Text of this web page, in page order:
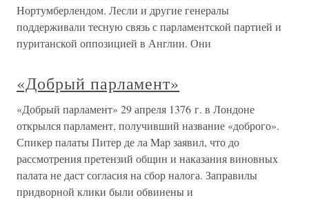
Нортумберлендом. Лесли и другие генералы
поддерживали тесную связь с парламентской партией и
пуританской оппозицией в Англии. Они
«Добрый парламент»
«Добрый парламент» 29 апреля 1376 г. в Лондоне
открылся парламент, получивший название «доброго».
Спикер палаты Питер де ла Map заявил, что до
рассмотрения претензий общин и наказания виновных
палата не даст согласия на сбор налога. Заправилы
придворной клики были обвинены и